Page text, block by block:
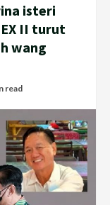
isteri
II turut
wang
read